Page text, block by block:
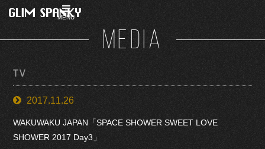
MENU
MEDIA
TV
2017.11.26
WAKUWAKU JAPAN「SPACE SHOWER SWEET LOVE
SHOWER 2017 Day3」